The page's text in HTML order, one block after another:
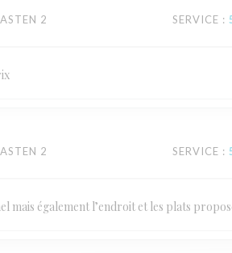
2 SERVICE :
2 SERVICE :
mais également l’endroit et les plats